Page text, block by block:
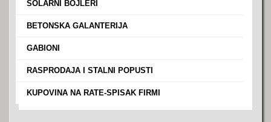
SOLARNI BOJLERI
BETONSKA GALANTERIJA
GABIONI
RASPRODAJA I STALNI POPUSTI
KUPOVINA NA RATE-SPISAK FIRMI